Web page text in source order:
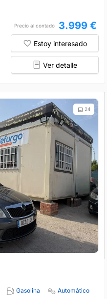
Precio al contado 3.999 €
Estoy interesado
Ver detalle
24
Gasolina
Automático